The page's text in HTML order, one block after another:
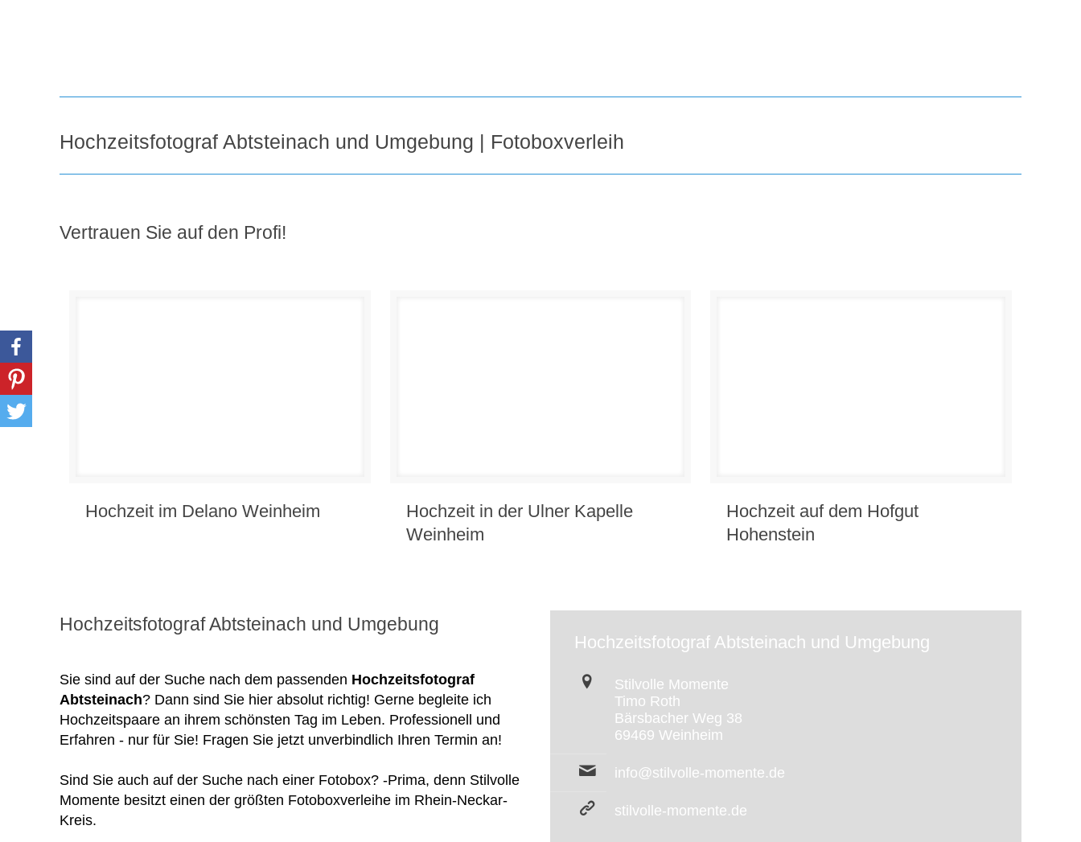
Hochzeitsfotograf Abtsteinach und Umgebung | Fotoboxverleih
Vertrauen Sie auf den Profi!
Hochzeit im Delano Weinheim
Hochzeit in der Ulner Kapelle
Weinheim
Hochzeit auf dem Hofgut
Hohenstein
Hochzeitsfotograf Abtsteinach und Umgebung
Sie sind auf der Suche nach dem passenden Hochzeitsfotograf
Abtsteinach? Dann sind Sie hier absolut richtig! Gerne begleite ich
Hochzeitspaare an ihrem schönsten Tag im Leben. Professionell und
Erfahren - nur für Sie! Fragen Sie jetzt unverbindlich Ihren Termin an!
Sind Sie auch auf der Suche nach einer Fotobox? -Prima, denn Stilvolle
Momente besitzt einen der größten Fotoboxverleihe im Rhein-Neckar-
Kreis.
Hochzeitsfotograf Abtsteinach und Umgebung
Stilvolle Momente
Timo Roth
Bärsbacher Weg 38
69469 Weinheim
info@stilvolle-momente.de
stilvolle-momente.de